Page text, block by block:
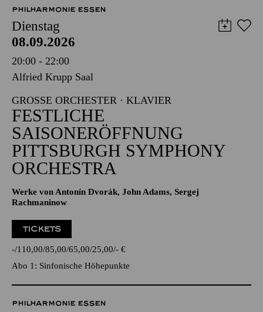
PHILHARMONIE ESSEN
Dienstag
08.09.2026
20:00 - 22:00
Alfried Krupp Saal
GROSSE ORCHESTER · KLAVIER
FESTLICHE
SAISONERÖFFNUNG
PITTSBURGH SYMPHONY
ORCHESTRA
Werke von Antonín Dvorák, John Adams, Sergej
Rachmaninow
TICKETS
- 110,00 85,00 65,00 25,00 - €
Abo 1: Sinfonische Höhepunkte
PHILHARMONIE ESSEN